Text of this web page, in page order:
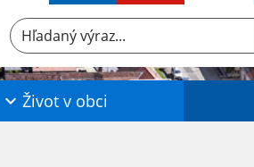
Hľadaný výraz...
Život v obci